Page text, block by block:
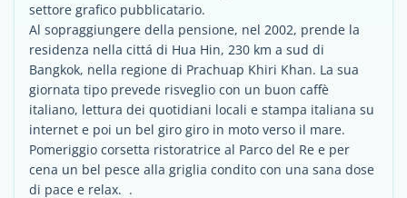
settore grafico pubblicatario.
Al sopraggiungere della pensione, nel 2002, prende la
residenza nella cittá di Hua Hin, 230 km a sud di
Bangkok, nella regione di Prachuap Khiri Khan. La sua
giornata tipo prevede risveglio con un buon caffè
italiano, lettura dei quotidiani locali e stampa italiana su
internet e poi un bel giro giro in moto verso il mare.
Pomeriggio corsetta ristoratrice al Parco del Re e per
cena un bel pesce alla griglia condito con una sana dose
di pace e relax. .